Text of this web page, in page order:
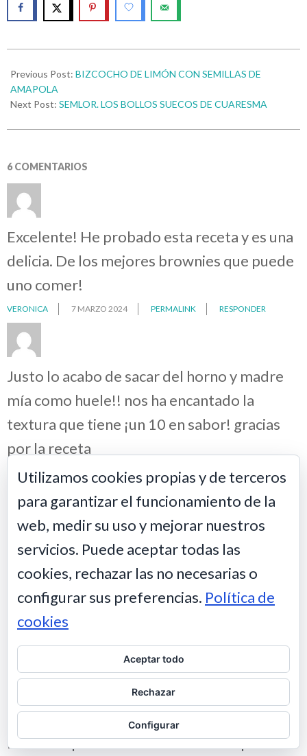
Previous Post: BIZCOCHO DE LIMÓN CON SEMILLAS DE
AMAPOLA
Next Post: SEMLOR. LOS BOLLOS SUECOS DE CUARESMA
6 COMENTARIOS
Excelente! He probado esta receta y es una
delicia. De los mejores brownies que puede
uno comer!
VERONICA 7 MARZO 2024 PERMALINK RESPONDER
Justo lo acabo de sacar del horno y madre
mía como huele!! nos ha encantado la
textura que tiene ¡un 10 en sabor! gracias
por la receta
MAITE PERMALINK RESPONDER
No sabía que la cerveza le daba una textura
tan interesante al brownie. Lo he probado y
me encanta, dan ganas de comer más de una
porción 🥰
RESPONDER
La textura de este brownie de cerveza negra
me ha sorprendido un montón! Me parece
Utilizamos cookies propias y de terceros
para garantizar el funcionamiento de la
web, medir su uso y mejorar nuestros
servicios. Puede aceptar todas las
cookies, rechazar las no necesarias o
configurar sus preferencias. Política de
cookies
Aceptar todo
Rechazar
Configurar